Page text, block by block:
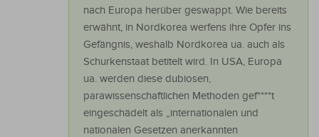
nach Europa herüber geswappt. Wie bereits
erwähnt, in Nordkorea werfens ihre Opfer ins
Gefängnis, weshalb Nordkorea ua. auch als
Schurkenstaat betitelt wird. In USA, Europa
ua. werden diese dubiosen,
parawissenschaftlichen Methoden gef****t
eingeschädelt als „internationalen und
nationalen Gesetzen anerkannten